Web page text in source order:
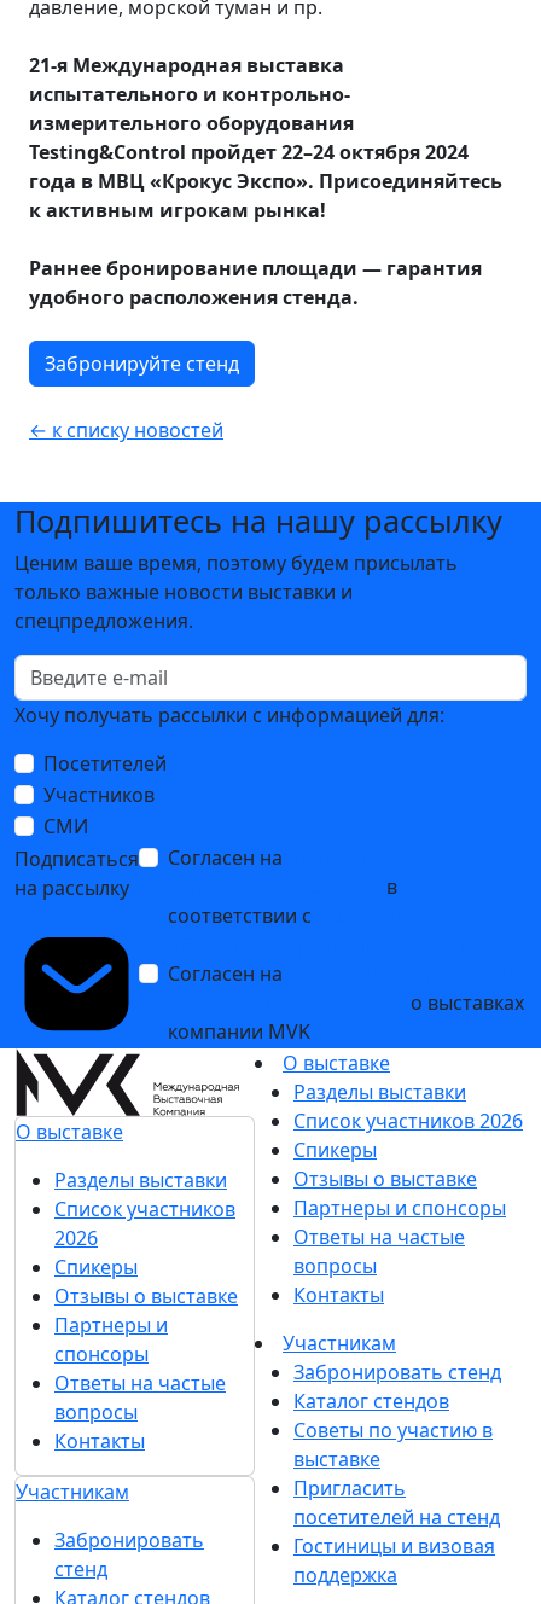
давление, морской туман и пр.
21-я Международная выставка
испытательного и контрольно-
измерительного оборудования
Testing&Control пройдет 22–24 октября 2024
года в МВЦ «Крокус Экспо». Присоединяйтесь
к активным игрокам рынка!
Раннее бронирование площади — гарантия
удобного расположения стенда.
Забронируйте стенд
← к списку новостей
Подпишитесь на нашу рассылку
Ценим ваше время, поэтому будем присылать
только важные новости выставки и
спецпредложения.
Хочу получать рассылки с информацией для:
Посетителей
Участников
СМИ
Подписаться
на рассылку
Согласен на
в
соответствии с
Согласен на
о выставках
компании MVK
О выставке
Разделы выставки
Список участников
2026
Спикеры
Отзывы о выставке
Партнеры и
спонсоры
Ответы на частые
вопросы
Контакты
Участникам
Забронировать
стенд
Каталог стендов
О выставке
Разделы выставки
Список участников 2026
Спикеры
Отзывы о выставке
Партнеры и спонсоры
Ответы на частые
вопросы
Контакты
Участникам
Забронировать стенд
Каталог стендов
Советы по участию в
выставке
Пригласить
посетителей на стенд
Гостиницы и визовая
поддержка